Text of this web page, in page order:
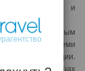
миролюбивы и
с повышенным
оснащены всеми
в гостиницах